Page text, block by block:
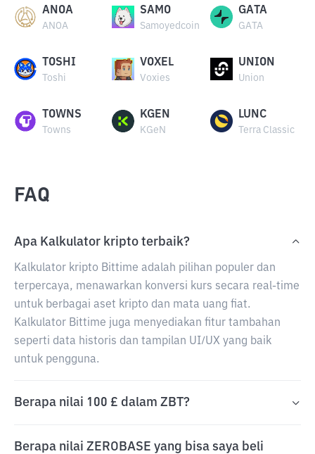
ANOA
ANOA
SAMO
Samoyedcoin
GATA
GATA
TOSHI
Toshi
VOXEL
Voxies
UNION
Union
TOWNS
Towns
KGEN
KGeN
LUNC
Terra Classic
FAQ
Apa Kalkulator kripto terbaik?
Kalkulator kripto Bittime adalah pilihan populer dan
terpercaya, menawarkan konversi kurs secara real-time
untuk berbagai aset kripto dan mata uang fiat.
Kalkulator Bittime juga menyediakan fitur tambahan
seperti data historis dan tampilan UI/UX yang baik
untuk pengguna.
Berapa nilai 100 £ dalam ZBT?
Berapa nilai ZEROBASE yang bisa saya beli